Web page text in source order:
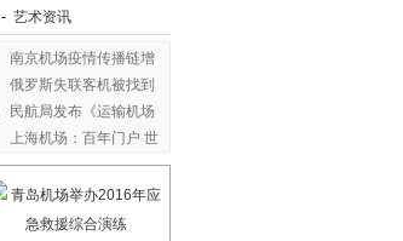
- 艺术资讯
南京机场疫情传播链增
俄罗斯失联客机被找到
民航局发布《运输机场
上海机场：百年门户 世